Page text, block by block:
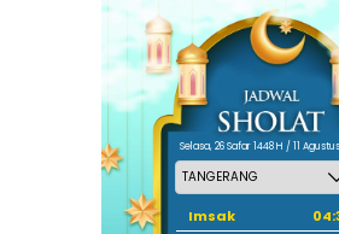
Selasa, 26 Safar 1448 H / 11
Imsak